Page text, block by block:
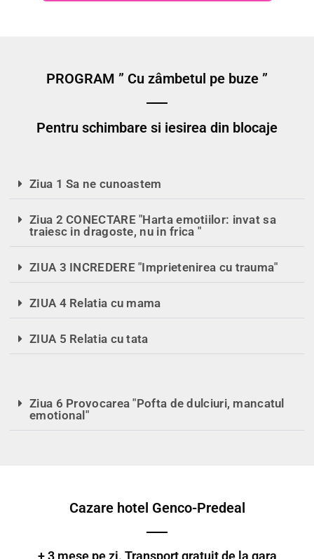
PROGRAM ” Cu zâmbetul pe buze ”
Pentru schimbare si iesirea din blocaje
Ziua 1 Sa ne cunoastem
Ziua 2 CONECTARE "Harta emotiilor: invat sa
traiesc in dragoste, nu in frica "
ZIUA 3 INCREDERE "Imprietenirea cu trauma"
ZIUA 4 Relatia cu mama
ZIUA 5 Relatia cu tata
Ziua 6 Provocarea "Pofta de dulciuri, mancatul
emotional"
Cazare hotel Genco-Predeal
+ 3 mese pe zi. Transport gratuit de la gara